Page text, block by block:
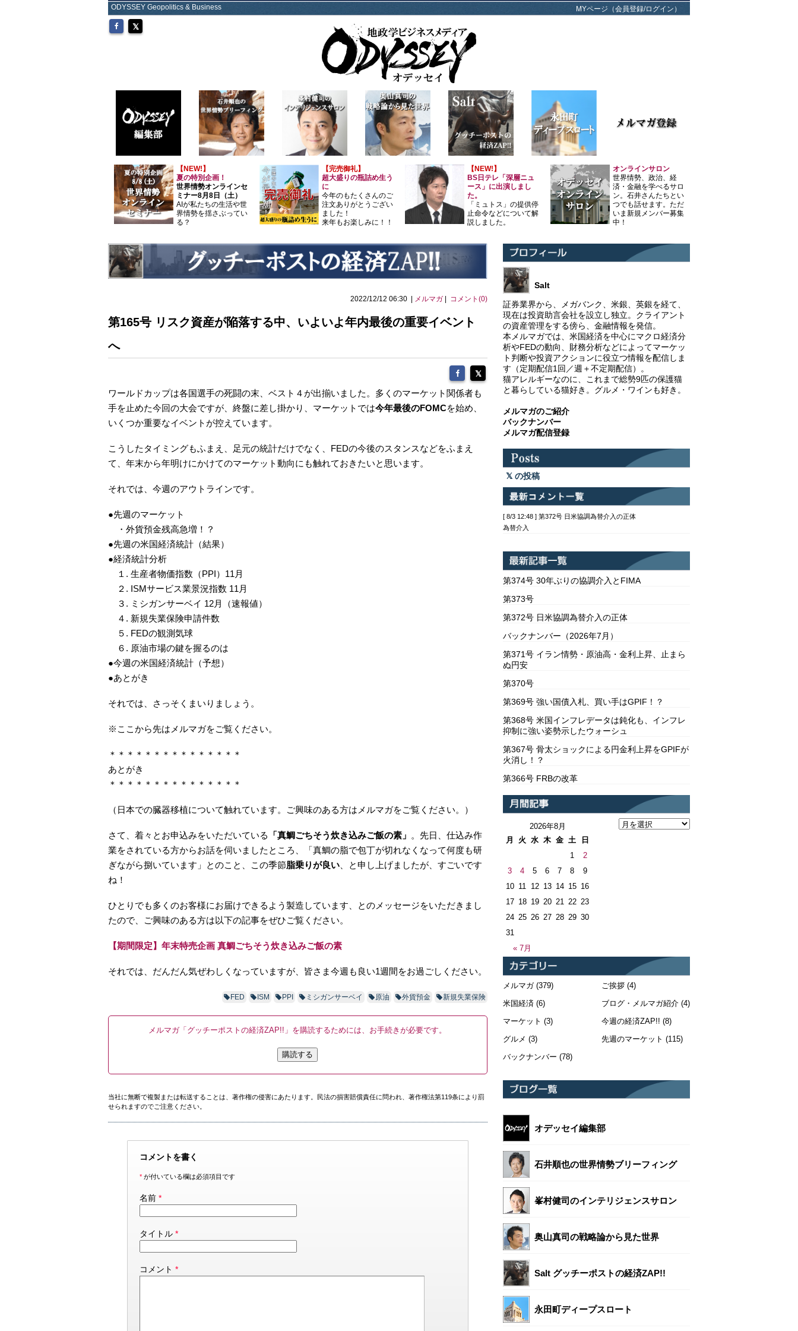
ODYSSEY Geopolitics & Business MYページ（会員登録/ログイン）
【NEW!】
夏の特別企画！
世界情勢オンラインセ
ミナー8月8日（土）
AIが私たちの生活や世
界情勢を揺さぶってい
る？
【完売御礼】
超大盛りの瓶詰め生う
に
今年のもたくさんのご
注文ありがとうござい
ました！
来年もお楽しみに！！
【NEW!】
BS日テレ「深層ニュ
ース」に出演しまし
た。
「ミュトス」の提供停
止命令などについて解
説しました。
オンラインサロン
世界情勢、政治、経
済・金融を学べるサロ
ン。石井さんたちとい
つでも話せます。ただ
いま新規メンバー募集
中！
2022/12/12 06:30 | メルマガ| コメント(0)
第165号 リスク資産が陥落する中、いよいよ年内最後の重要イベント
へ
ワールドカップは各国選手の死闘の末、ベスト４が出揃いました。多くのマーケット関係者も
手を止めた今回の大会ですが、終盤に差し掛かり、マーケットでは今年最後のFOMCを始め、
いくつか重要なイベントが控えています。
こうしたタイミングもふまえ、足元の統計だけでなく、FEDの今後のスタンスなどをふまえ
て、年末から年明けにかけてのマーケット動向にも触れておきたいと思います。
それでは、今週のアウトラインです。
●先週のマーケット
・外貨預金残高急増！？
●先週の米国経済統計（結果）
●経済統計分析
１. 生産者物価指数（PPI）11月
２. ISMサービス業景況指数 11月
３. ミシガンサーベイ 12月（速報値）
４. 新規失業保険申請件数
５. FEDの観測気球
６. 原油市場の鍵を握るのは
●今週の米国経済統計（予想）
●あとがき
それでは、さっそくまいりましょう。
※ここから先はメルマガをご覧ください。
＊＊＊＊＊＊＊＊＊＊＊＊＊＊＊
あとがき
＊＊＊＊＊＊＊＊＊＊＊＊＊＊＊
（日本での臓器移植について触れています。ご興味のある方はメルマガをご覧ください。）
さて、着々とお申込みをいただいている 「真鯛ごちそう炊き込みご飯の素」 。先日、仕込み作
業をされている方からお話を伺いましたところ、「真鯛の脂で包丁が切れなくなって何度も研
ぎながら捌いています」とのこと、この季節脂乗りが良い 、と申し上げましたが、すごいです
ね！
ひとりでも多くのお客様にお届けできるよう製造しています、とのメッセージをいただきまし
たので、ご興味のある方は以下の記事をぜひご覧ください。
【期間限定】年末特売企画 真鯛ごちそう炊き込みご飯の素
それでは、だんだん気ぜわしくなっていますが、皆さま今週も良い1週間をお過ごしください。
FED ISM PPI ミシガンサーベイ 原油 外貨預金 新規失業保険
メルマガ「グッチーポストの経済ZAP!!」を購読するためには、お手続きが必要です。
購読する
当社に無断で複製または転送することは、著作権の侵害にあたります。民法の損害賠償責任に問われ、著作権法第119条により罰
せられますのでご注意ください。
コメントを書く
*が付いている欄は必須項目です
名前 *
タイトル *
コメント *
Salt
証券業界から、メガバンク、米銀、英銀を経て、
現在は投資助言会社を設立し独立。クライアント
の資産管理をする傍ら、金融情報を発信。
本メルマガでは、米国経済を中心にマクロ経済分
析やFEDの動向、財務分析などによってマーケッ
ト判断や投資アクションに役立つ情報を配信しま
す（定期配信1回／週＋不定期配信）。
猫アレルギーなのに、これまで総勢9匹の保護猫
と暮らしている猫好き。グルメ・ワインも好き。
メルマガのご紹介
バックナンバー
メルマガ配信登録
の投稿
[ 8/3 12:48 ] 第372号 日米協調為替介入の正体
為替介入
第374号 30年ぶりの協調介入とFIMA
第373号
第372号 日米協調為替介入の正体
バックナンバー（2026年7月）
第371号 イラン情勢・原油高・金利上昇、止まら
ぬ円安
第370号
第369号 強い国債入札、買い手はGPIF！？
第368号 米国インフレデータは鈍化も、インフレ
抑制に強い姿勢示したウォーシュ
第367号 骨太ショックによる円金利上昇をGPIFが
火消し！？
第366号 FRBの改革
2026年8月
月
火 水 木 金 土 日
« 7月
1
2
3
4 5 6 7 8
9
10 11 12 13 14 15 16
17 18 19 20 21 22 23
24 25 26 27 28 29 30
31
メルマガ(379)
米国経済 (6)
マーケット (3)
グルメ (3)
バックナンバー (78)
ご挨拶(4)
ブログ・メルマガ紹介(4)
今週の経済ZAP!! (8)
先週のマーケット (115)
オデッセイ編集部
石井順也の世界情勢ブリーフィング
峯村健司のインテリジェンスサロン
奥山真司の戦略論から見た世界
Salt グッチーポストの経済ZAP!!
永田町ディープスロート